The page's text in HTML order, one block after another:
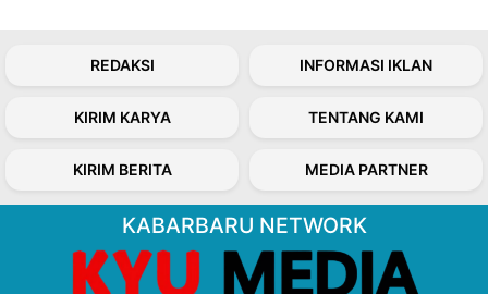
REDAKSI INFORMASI IKLAN
KIRIM KARYA TENTANG KAMI
KIRIM BERITA MEDIA PARTNER
KABARBARU NETWORK